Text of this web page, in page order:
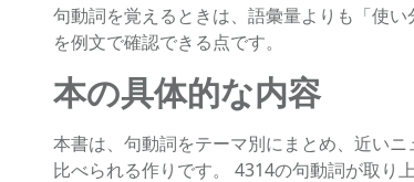
句動詞を覚えるときは、語彙量よりも「使
を例文で確認できる点です。
本の具体的な内容
本書は、句動詞をテーマ別にまとめ、近い
比べられる作りです。 4314の句動詞が取り